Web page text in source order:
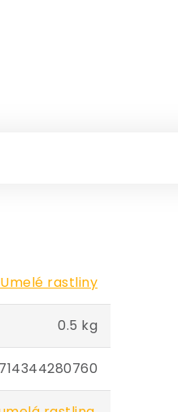
Umelé rastliny
0.5 kg